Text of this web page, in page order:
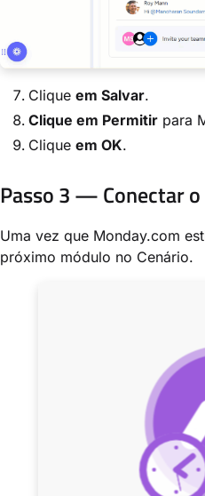
Clique em Salvar.
Clique em Permitir para
Clique em OK.
Passo 3 — Conectar
Uma vez que Monday.com
próximo módulo no Cenário.